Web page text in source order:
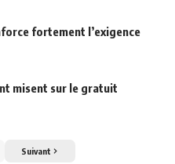
fortement l’exigence
misent sur le gratuit
Suivant